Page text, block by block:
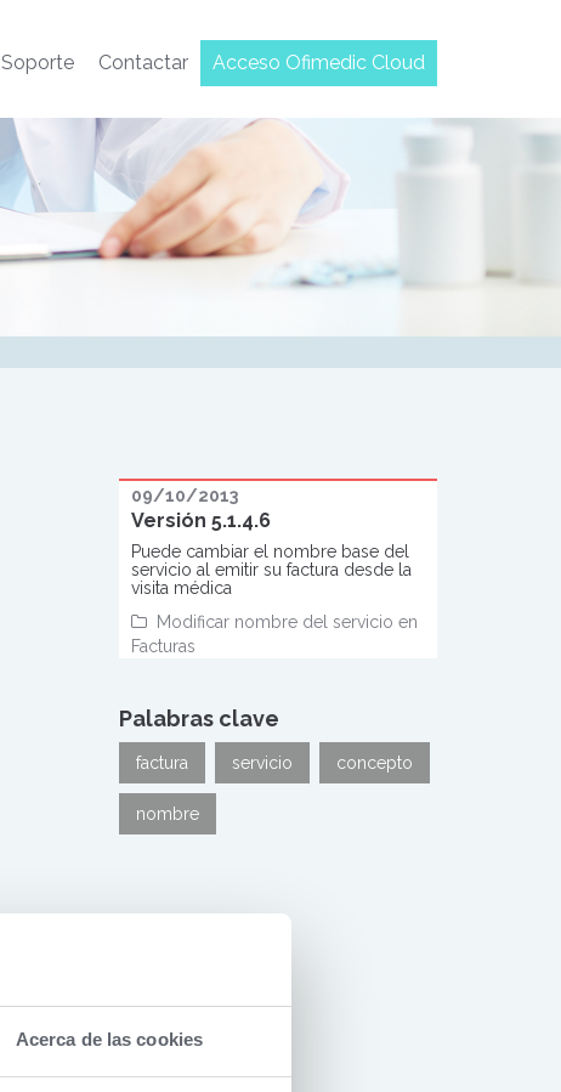
Acerca de las cookies
Soporte Contactar Acceso Ofimedic Cloud
09/10/2013
Versión 5.1.4.6
Puede cambiar el nombre base del
servicio al emitir su factura desde la
visita médica
Modificar nombre del servicio en
Facturas
Palabras clave
factura servicio concepto
nombre